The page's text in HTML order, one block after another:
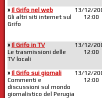
» Il Grifo nel web
Gli altri siti internet sul
Grifo
13/12/
12:00
» Il Grifo in TV
Le trasmissioni delle
TV locali
13/12/
12:00
» Il Grifo sui giornali
Commenti e
discussioni sul mondo
giornalistico del Perugia
13/12/
12:00